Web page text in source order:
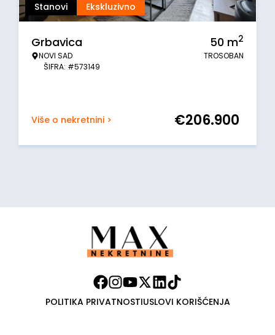
Stanovi Ekskluzivno
Grbavica
NOVI SAD
ŠIFRA: #573149
50 m2
TROSOBAN
Više o nekretnini > €206.900
POLITIKA PRIVATNOSTIUSLOVI KORIŠĆENJA